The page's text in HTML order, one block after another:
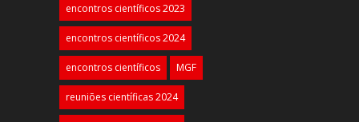
encontros científicos 2023
encontros científicos 2024
encontros científicos MGF
reuniões científicas 2024